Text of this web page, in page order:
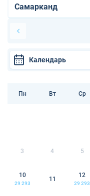
Календарь
Пн Вт Ср
3 4 5
10
29 293
11
12
29 293